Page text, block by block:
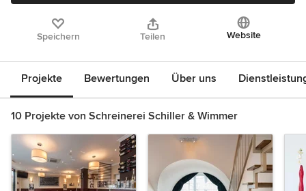
Speichern Teilen Website
Projekte Bewertungen Über uns
10 Projekte von Schreinerei Schiller & Wimmer